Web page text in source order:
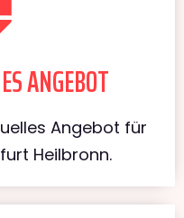
ANGEBOT
Angebot für
Heilbronn.